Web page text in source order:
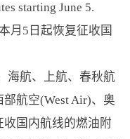
starting June 5.
月5日起恢复征收国
海航、上航、春秋航
航空(West Air)、奥
国内航线的燃油附